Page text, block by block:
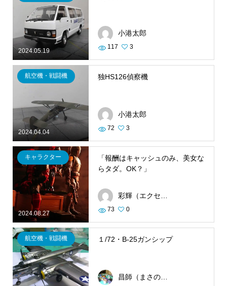
2024.05.19
小港太郎
117 3
2024.04.04
航空機・戦闘機 独HS126偵察機
小港太郎
72 3
2024.08.27
キャラクター
「報酬はキャッシュのみ、美女な
らタダ。OK？」
73 0
航空機・戦闘機 １/72・B-25ガンシップ
昌師（まさのり）